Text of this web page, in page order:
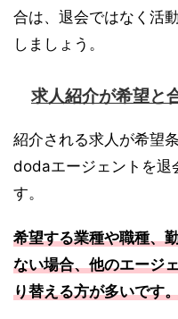
合は、退会ではなく活
しましょう。
求人紹介が希望と
紹介される求人が希望
dodaエージェントを退
す。
希望する業種や職種、
ない場合、他のエージ
り替える方が多いです